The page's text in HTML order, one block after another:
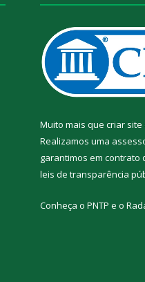
Muito mais que criar site
Realizamos uma
garantimos em contrato
leis de transparência
Conheça o PNTP e o